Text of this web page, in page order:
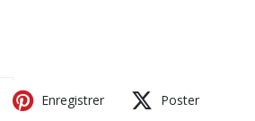
Enregistrer Poster